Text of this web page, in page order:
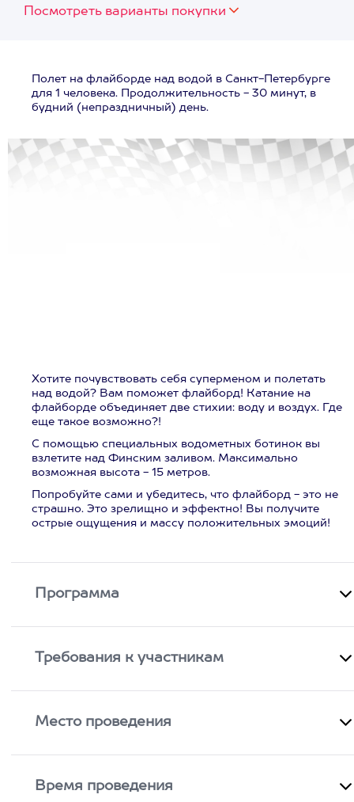
Посмотреть варианты покупки
Полет на флайборде над водой в Санкт-Петербурге
для 1 человека. Продолжительность - 30 минут, в
будний (непраздничный) день.
Хотите почувствовать себя суперменом и полетать
над водой? Вам поможет флайборд! Катание на
флайборде объединяет две стихии: воду и воздух. Где
еще такое возможно?!
С помощью специальных водометных ботинок вы
взлетите над Финским заливом. Максимально
возможная высота - 15 метров.
Попробуйте сами и убедитесь, что флайборд - это не
страшно. Это зрелищно и эффектно! Вы получите
острые ощущения и массу положительных эмоций!
Программа
Требования к участникам
Место проведения
Время проведения